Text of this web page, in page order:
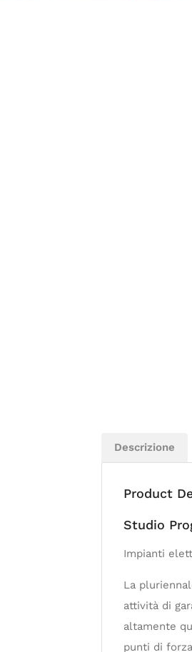
Descrizione
Product
Studio
Impianti
La
attività di
altamente
punti di